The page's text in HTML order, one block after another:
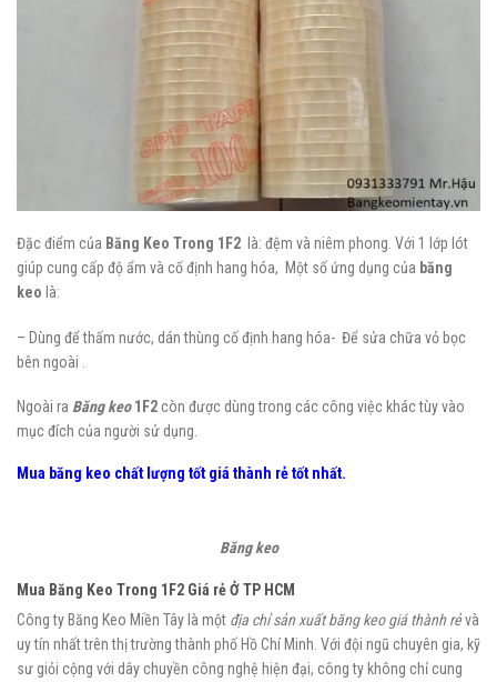
Đặc điểm của Băng Keo Trong 1F2
là: đệm và niêm phong. Với 1 lớp lót
giúp cung cấp độ ẩm và cố định hang hóa, Một số ứng dụng của băng
keo là:
– Dùng để thấm nước, dán thùng cố định hang hóa- Để sửa chữa vỏ bọc
bên ngoài .
Ngoài ra Băng keo1F2 còn được dùng trong các công việc khác tùy vào
mục đích của người sử dụng.
Mua băng keo chất lượng tốt giá thành rẻtốt nhất.
Băng keo
Mua Băng Keo Trong 1F2 Giá rẻ Ở TP HCM
Công ty Băng Keo Miền Tây là một địa chỉ sản xuất băng keo giá thành rẻvà
uy tín nhất trên thị trường thành phố Hồ Chí Minh. Với đội ngũ chuyên gia, kỹ
sư giỏi cộng với dây chuyền công nghệ hiện đại, công ty không chỉ cung